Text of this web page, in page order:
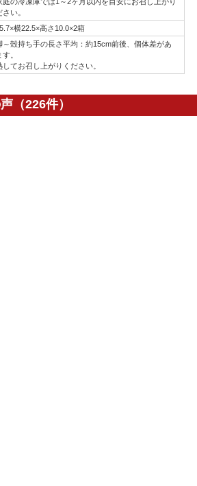
さい。
横22.5×高さ10.0×2箱
～殻持ち手の長さ平均：約15cm前後、個体差があ
す。
してお召し上がりください。
（226件）